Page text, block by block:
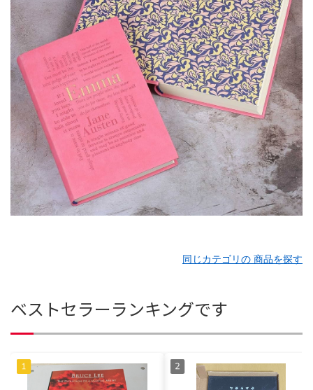
同じカテゴリの 商品を探す
ベストセラーランキングです